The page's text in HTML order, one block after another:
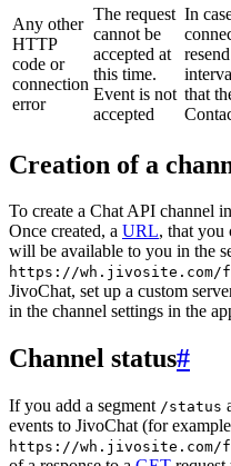
Any other
HTTP
code or
connection
error
The request
cannot be
accepted at
this time.
Event is not
accepted
In
that
Creation of a
To create a Chat API channel
Once created, a URL, that you
will be available to you in the
https://wh.jivosite.com/
JivoChat, set up a custom
in the channel settings in the
Channel status#
If you add a segment /status
events to JivoChat (for
https://wh.jivosite.com/